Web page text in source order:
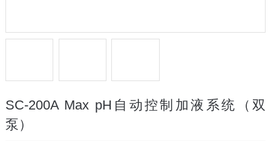
SC-200A Max pH自动控制加液系统（双
泵）